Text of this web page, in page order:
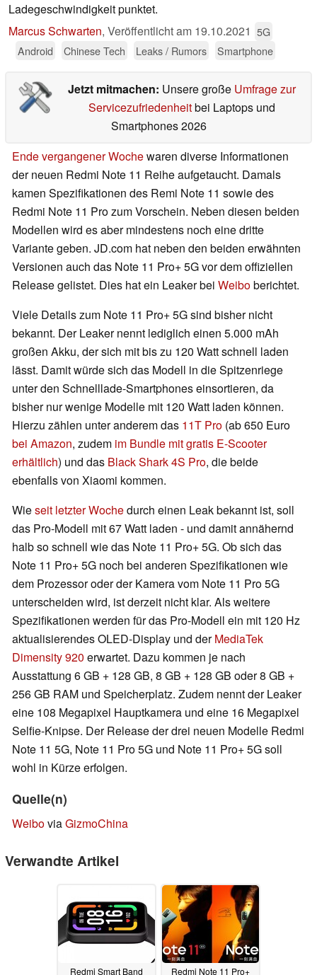
Ladegeschwindigkeit punktet.
Marcus Schwarten, Veröffentlicht am 19.10.2021 5G
Android
Chinese Tech Leaks / Rumors Smartphone
Jetzt mitmachen: Unsere große Umfrage zur
Servicezufriedenheitbei Laptops und
Smartphones 2026
Ende vergangener Wochewaren diverse Informationen
der neuen Redmi Note 11 Reihe aufgetaucht. Damals
kamen Spezifikationen des Remi Note 11 sowie des
Redmi Note 11 Pro zum Vorschein. Neben diesen beiden
Modellen wird es aber mindestens noch eine dritte
Variante geben. JD.com hat neben den beiden erwähnten
Versionen auch das Note 11 Pro+ 5G vor dem offiziellen
Release gelistet. Dies hat ein Leaker bei Weiboberichtet.
Viele Details zum Note 11 Pro+ 5G sind bisher nicht
bekannt. Der Leaker nennt lediglich einen 5.000 mAh
großen Akku, der sich mit bis zu 120 Watt schnell laden
lässt. Damit würde sich das Modell in die Spitzenriege
unter den Schnelllade-Smartphones einsortieren, da
bisher nur wenige Modelle mit 120 Watt laden können.
Hierzu zählen unter anderem das 11T Pro (ab 650 Euro
bei Amazon, zudem im Bundle mit gratis E-Scooter
erhältlich) und das Black Shark 4S Pro, die beide
ebenfalls von Xiaomi kommen.
Wieseit letzter Wochedurch einen Leak bekannt ist, soll
das Pro-Modell mit 67 Watt laden - und damit annähernd
halb so schnell wie das Note 11 Pro+ 5G. Ob sich das
Note 11 Pro+ 5G noch bei anderen Spezifikationen wie
dem Prozessor oder der Kamera vom Note 11 Pro 5G
unterscheiden wird, ist derzeit nicht klar. Als weitere
Spezifikationen werden für das Pro-Modell ein mit 120 Hz
aktualisierendes OLED-Display und derMediaTek
Dimensity 920 erwartet. Dazu kommen je nach
Ausstattung 6 GB + 128 GB, 8 GB + 128 GB oder 8 GB +
256 GB RAM und Speicherplatz. Zudem nennt der Leaker
eine 108 Megapixel Hauptkamera und eine 16 Megapixel
Selfie-Knipse. Der Release der drei neuen Modelle Redmi
Note 11 5G, Note 11 Pro 5G und Note 11 Pro+ 5G soll
wohl in Kürze erfolgen.
Quelle(n)
WeiboviaGizmoChina
Verwandte Artikel
Redmi Smart Band Redmi Note 11 Pro+